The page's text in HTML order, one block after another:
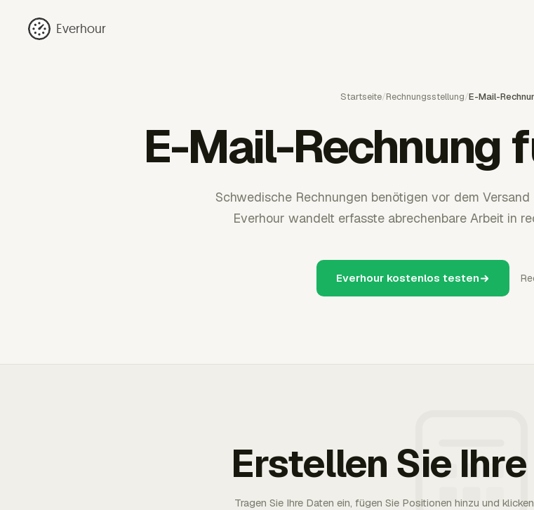
Everhour
Startseite/Rechnungsstellung/E-Mail-
E-Mail-Rechnung
Schwedische Rechnungen benötigen vor dem
Everhour wandelt erfasste abrechenbare Arbeit in
Everhour kostenlos testen
Erstellen Sie
Tragen Sie Ihre Daten ein, fügen Sie Positionen hinzu und